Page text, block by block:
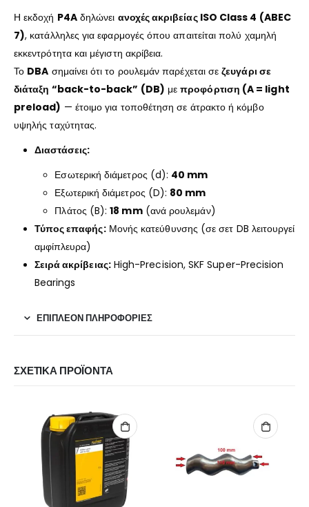
Η εκδοχή P4Aδηλώνει ανοχές ακριβείας ISO Class 4 (ABEC
7), κατάλληλες για εφαρμογές όπου απαιτείται πολύ χαμηλή
εκκεντρότητα και μέγιστη ακρίβεια.
Το DBA σημαίνει ότι το ρουλεμάν παρέχεται σεζευγάρι σε
διάταξη “back-to-back” (DB) μεπροφόρτιση (A = light
preload) — έτοιμο για τοποθέτηση σε άτρακτο ή κόμβο
υψηλής ταχύτητας.
Διαστάσεις:
Εσωτερική διάμετρος (d): 40 mm
Εξωτερική διάμετρος (D): 80 mm
Πλάτος (B):18 mm(ανά ρουλεμάν)
Τύπος επαφής:Μονής κατεύθυνσης (σε σετ DB λειτουργεί
αμφίπλευρα)
Σειρά ακρίβειας:High-Precision, SKF Super-Precision
Bearings
ΕΠΙΠΛΈΟΝ ΠΛΗΡΟΦΟΡΊΕΣ
ΣΧΕΤΙΚΆ ΠΡΟΪΌΝΤΑ